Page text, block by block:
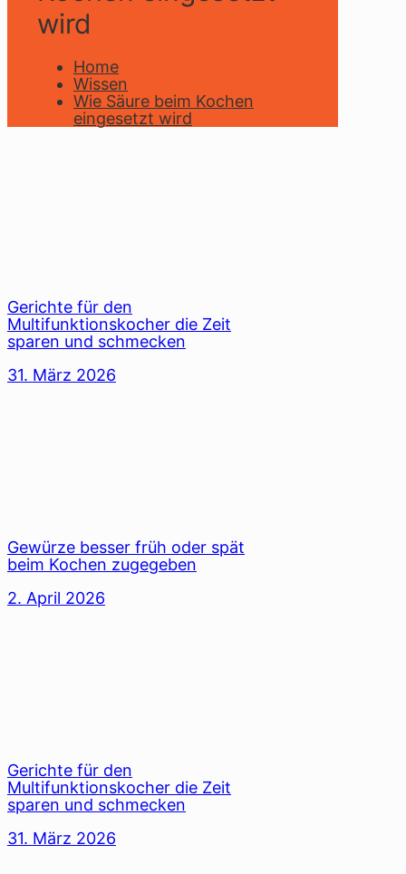
wird
Home
Wissen
Wie Säure beim Kochen
eingesetzt wird
Gerichte für den
Multifunktionskocher die Zeit
sparen und schmecken
31. März 2026
Gewürze besser früh oder spät
beim Kochen zugegeben
2. April 2026
Gerichte für den
Multifunktionskocher die Zeit
sparen und schmecken
31. März 2026